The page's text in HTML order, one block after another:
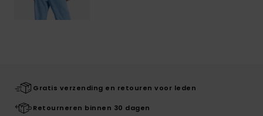
Gratis verzending en retouren voor leden
Retourneren binnen 30 dagen